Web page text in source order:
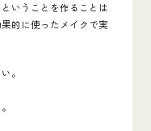
いうことを作ることは
的に使ったメイクで実
。